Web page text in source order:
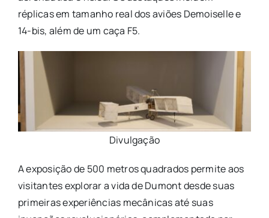
réplicas em tamanho real dos aviões Demoiselle e
14-bis, além de um caça F5.
Divulgação
A exposição de 500 metros quadrados permite aos
visitantes explorar a vida de Dumont desde suas
primeiras experiências mecânicas até suas